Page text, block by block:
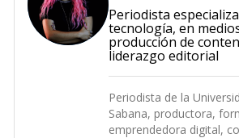
Periodista
tecnología, en
producción de
liderazgo editorial
Periodista de la
Sabana, productora,
emprendedora digital,